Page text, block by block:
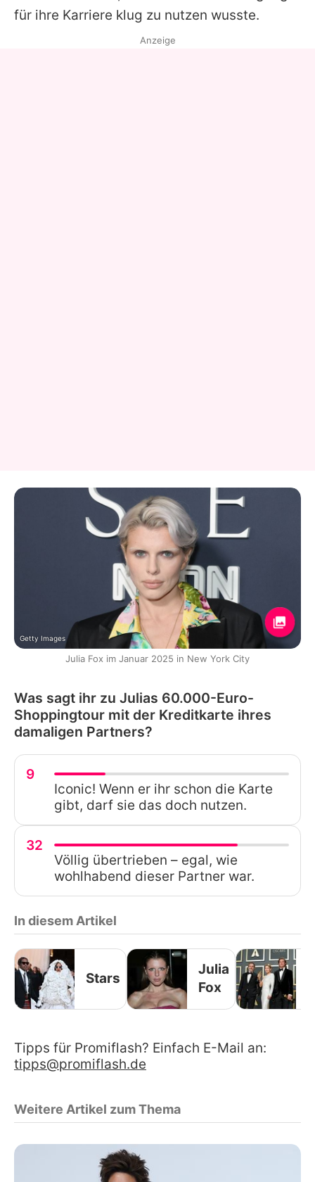
für ihre Karriere klug zu nutzen wusste.
Anzeige
Getty Images
Julia Fox im Januar 2025 in New York City
Was sagt ihr zu Julias 60.000-Euro-
Shoppingtour mit der Kreditkarte ihres
damaligen Partners?
9
Iconic! Wenn er ihr schon die Karte
gibt, darf sie das doch nutzen.
32
Völlig übertrieben – egal, wie
wohlhabend dieser Partner war.
In diesem Artikel
Stars
Julia
Fox
Tipps für Promiflash? Einfach E-Mail an:
tipps@promiflash.de
Weitere Artikel zum Thema